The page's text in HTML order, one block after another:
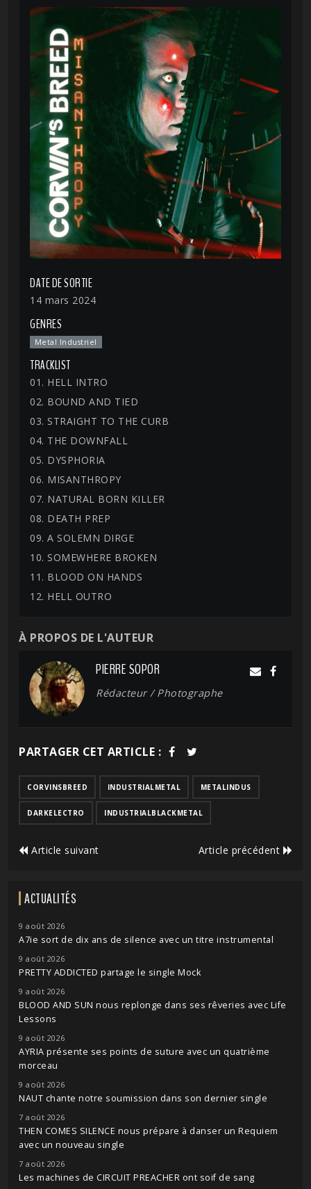
DATE DE SORTIE
14 mars 2024
GENRES
Metal Industriel
TRACKLIST
01. HELL INTRO
02. BOUND AND TIED
03. STRAIGHT TO THE CURB
04. THE DOWNFALL
05. DYSPHORIA
06. MISANTHROPY
07. NATURAL BORN KILLER
08. DEATH PREP
09. A SOLEMN DIRGE
10. SOMEWHERE BROKEN
11. BLOOD ON HANDS
12. HELL OUTRO
À PROPOS DE L'AUTEUR
PIERRE SOPOR
Rédacteur / Photographe
PARTAGER CET ARTICLE :
CORVINSBREED INDUSTRIALMETAL METALINDUS
DARKELECTRO INDUSTRIALBLACKMETAL
Article suivant Article précédent
ACTUALITÉS
9 août 2026
A7ie sort de dix ans de silence avec un titre instrumental
9 août 2026
PRETTY ADDICTED partage le single Mock
9 août 2026
BLOOD AND SUN nous replonge dans ses rêveries avec Life
Lessons
9 août 2026
AYRIA présente ses points de suture avec un quatrième
morceau
9 août 2026
NAUT chante notre soumission dans son dernier single
7 août 2026
THEN COMES SILENCE nous prépare à danser un Requiem
avec un nouveau single
7 août 2026
Les machines de CIRCUIT PREACHER ont soif de sang